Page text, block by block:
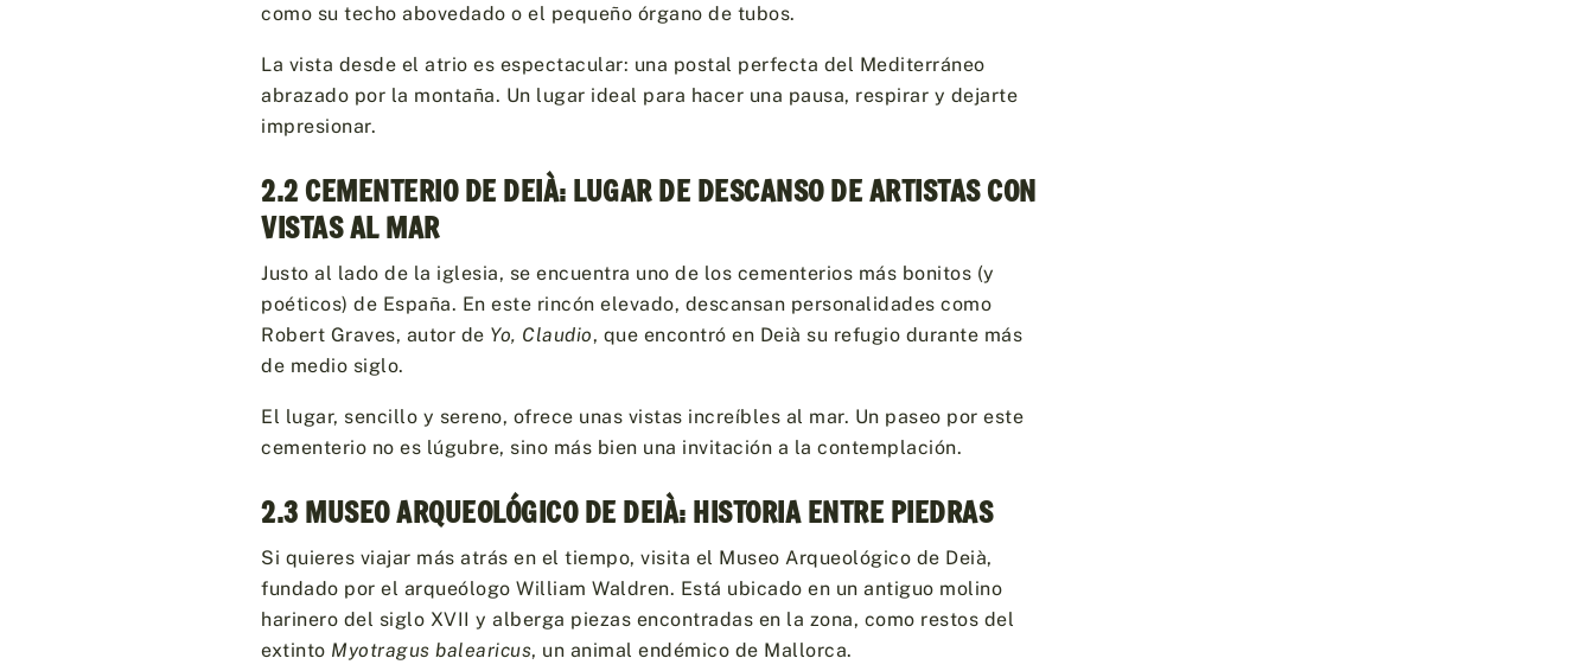
como su techo abovedado o el pequeño órgano de tubos.
La vista desde el atrio es espectacular: una postal perfecta del Mediterráneo
abrazado por la montaña. Un lugar ideal para hacer una pausa, respirar y dejarte
impresionar.
2.2 CEMENTERIO DE DEIÀ: LUGAR DE DESCANSO DE ARTISTAS CON
VISTAS AL MAR
Justo al lado de la iglesia, se encuentra uno de los cementerios más bonitos (y
poéticos) de España. En este rincón elevado, descansan personalidades como
Robert Graves, autor de Yo, Claudio, que encontró en Deià su refugio durante más
de medio siglo.
El lugar, sencillo y sereno, ofrece unas vistas increíbles al mar. Un paseo por este
cementerio no es lúgubre, sino más bien una invitación a la contemplación.
2.3 MUSEO ARQUEOLÓGICO DE DEIÀ: HISTORIA ENTRE PIEDRAS
Si quieres viajar más atrás en el tiempo, visita el Museo Arqueológico de Deià,
fundado por el arqueólogo William Waldren. Está ubicado en un antiguo molino
harinero del siglo XVII y alberga piezas encontradas en la zona, como restos del
extinto Myotragus balearicus, un animal endémico de Mallorca.